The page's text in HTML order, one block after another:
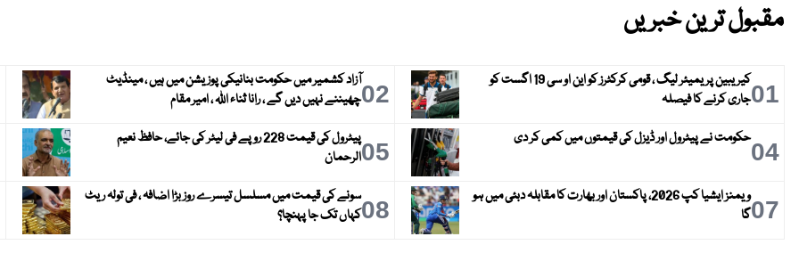
مقبول ترین خبریں
01
کیریبین پریمیئر لیگ ، قومی کرکٹرز کو این او سی 19 اگست کو
جاری کرنے کا فیصلہ
02آزاد کشمیر میں حکومت بنانیکی پوزیشن میں ہیں ، مینڈیٹ
چھیننے نہیں دیں گے ، رانا ثناء اللہ ، امیر مقام
04حکومت نے پیٹرول اور ڈیزل کی قیمتوں میں کمی کر دی 05
پیٹرول کی قیمت 228 روپے فی لیٹر کی جائے، حافظ نعیم
الرحمان
07
ویمنز ایشیا کپ 2026، پاکستان اور بھارت کا مقابلہ دبئی میں ہو
گا
08سونے کی قیمت میں مسلسل تیسرے روز بڑا اضافہ ، فی تولہ ریٹ
کہاں تک جا پہنچا؟